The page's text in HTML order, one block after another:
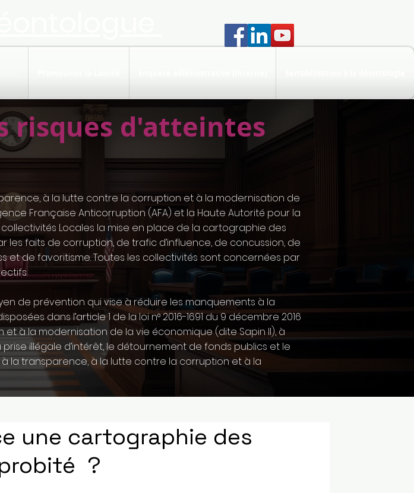
risques d'atteintes
à la lutte contre la corruption et à la modernisation de
Française Anticorruption (AFA) et la Haute Autorité pour la
collectivités Locales la mise en place de la cartographie des
les faits de corruption, de trafic d’influence, de concussion, de
et de favoritisme. Toutes les collectivités sont concernées par
de prévention qui vise à réduire les manquements à la
dans l’article 1 de la loi n° 2016-1691 du 9 décembre 2016
à la modernisation de la vie économique (dite Sapin II), à
illégale d’intérêt, le détournement de fonds publics et le
à la transparence, à la lutte contre la corruption et à la
une cartographie des
?